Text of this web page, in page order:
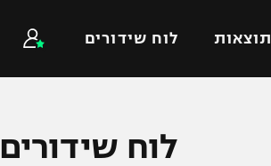
תוצאות לוח שידורים
כדורסל עולמילוח שידורים